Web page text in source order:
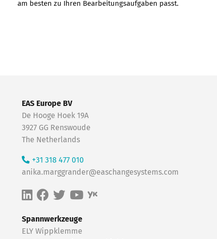
am besten zu Ihren Bearbeitungsaufgaben passt.
Spannwerkzeuge
ELY Wippklemme
EAS Europe BV
De Hooge Hoek 19A
3927 GG Renswoude
The Netherlands
+31 318 477 010
anika.marggrander@easchangesystems.com